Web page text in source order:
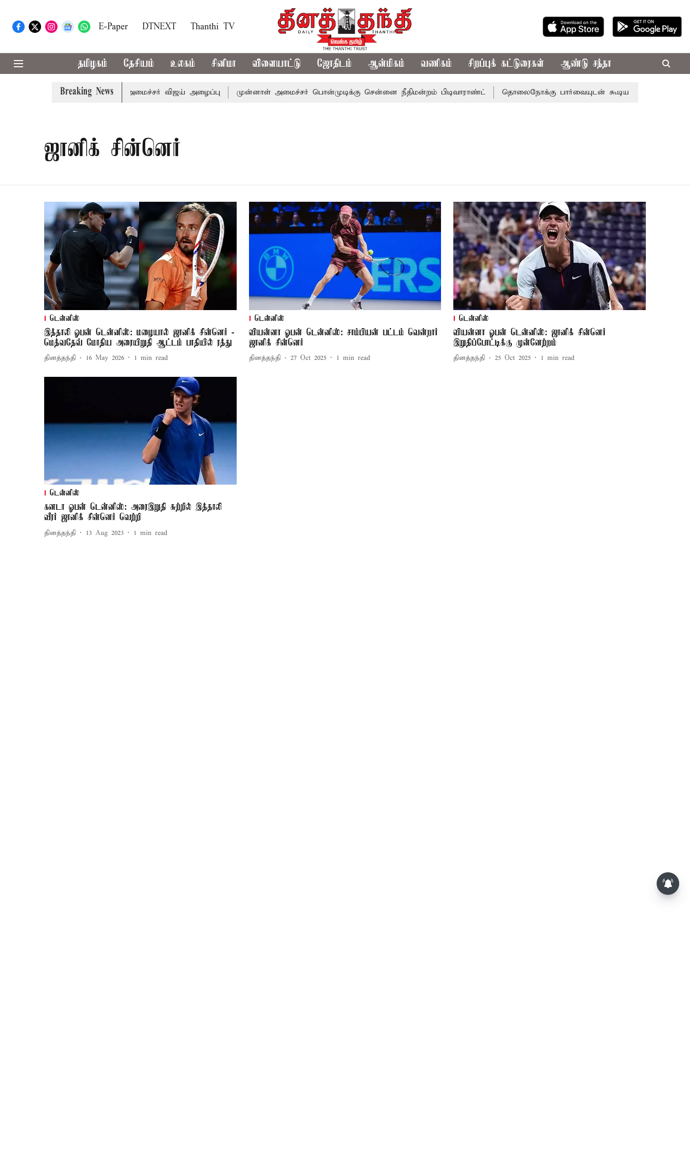
E-Paper DTNEXT Thanthi TV
தமிழகம் தேசியம் உலகம் சினிமா விளையாட்டு ஜோதிடம் ஆன்மிகம் வணிகம் சிறப்புக் கட்டுரைகள் ஆண்டு சந்தா
Breaking News
கூட்டத்துக்கு முதல்-அமைச்சர் விஜய் அழைப்பு முன்னாள் அமைச்சர் பொன்முடிக்கு சென்னை நீதிமன்றம் பிடிவாராண்ட் தொலைநோக்கு பார்வையுடன் கூடிய வேளாண் பட்ஜெட்:
ஜானிக் சின்னெர்
டென்னிஸ்
இத்தாலி ஓபன் டென்னிஸ்: மழையால் ஜானிக் சின்னெர் -
மெத்வதேவ் மோதிய அரையிறுதி ஆட்டம் பாதியில் ரத்து
தினத்தந்தி 16 May 2026 1 min read
டென்னிஸ்
வியன்னா ஓபன் டென்னிஸ்: சாம்பியன் பட்டம் வென்றார்
ஜானிக் சின்னெர்
தினத்தந்தி 27 Oct 2025 1 min read
டென்னிஸ்
வியன்னா ஓபன் டென்னிஸ்: ஜானிக் சின்னெர்
இறுதிப்போட்டிக்கு முன்னேற்றம்
தினத்தந்தி 25 Oct 2025 1 min read
டென்னிஸ்
கனடா ஓபன் டென்னிஸ்: அரைஇறுதி சுற்றில் இத்தாலி
வீரர் ஜானிக் சின்னெர் வெற்றி
தினத்தந்தி 13 Aug 2023 1 min read